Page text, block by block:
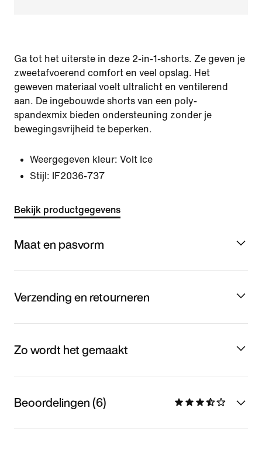
Ga tot het uiterste in deze 2-in-1-shorts. Ze geven je
zweetafvoerend comfort en veel opslag. Het
geweven materiaal voelt ultralicht en ventilerend
aan. De ingebouwde shorts van een poly-
spandexmix bieden ondersteuning zonder je
bewegingsvrijheid te beperken.
Weergegeven kleur: Volt Ice
Stijl:
IF2036-737
Bekijk productgegevens
Maat en pasvorm
Verzending en retourneren
Zo wordt het gemaakt
Beoordelingen (6)